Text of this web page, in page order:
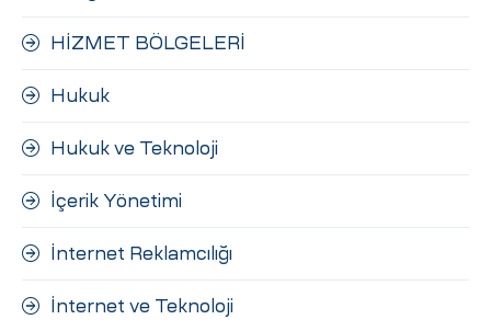
HİZMET BÖLGELERİ
Hukuk
Hukuk ve Teknoloji
İçerik Yönetimi
İnternet Reklamcılığı
İnternet ve Teknoloji